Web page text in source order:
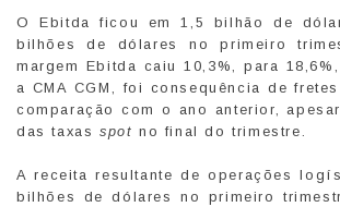
O Ebitda ficou em 1,5 bilhão de
bilhões de dólares no primeiro
margem Ebitda caiu 10,3%, para
a CMA CGM, foi consequência de
comparação com o ano anterior,
das taxas spot no final do trimestre.
A receita resultante de operações
bilhões de dólares no primeiro